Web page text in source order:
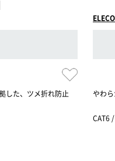
した、ツメ折れ防止
やわ
CAT6